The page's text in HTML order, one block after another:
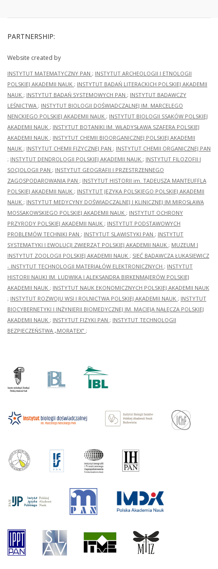
PARTNERSHIP:
Website created by
INSTYTUT MATEMATYCZNY PAN ; INSTYTUT ARCHEOLOGII I ETNOLOGII
POLSKIEJ AKADEMII NAUK ; INSTYTUT BADAŃ LITERACKICH POLSKIEJ AKADEMII
NAUK ; INSTYTUT BADAŃ SYSTEMOWYCH PAN ; INSTYTUT BADAWCZY
LEŚNICTWA ; INSTYTUT BIOLOGII DOŚWIADCZALNEJ IM. MARCELEGO
NENCKIEGO POLSKIEJ AKADEMII NAUK ; INSTYTUT BIOLOGII SSAKÓW POLSKIEJ
AKADEMII NAUK ; INSTYTUT BOTANIKI IM. WŁADYSŁAWA SZAFERA POLSKIEJ
AKADEMII NAUK ; INSTYTUT CHEMII BIOORGANICZNEJ POLSKIEJ AKADEMII
NAUK ; INSTYTUT CHEMII FIZYCZNEJ PAN ; INSTYTUT CHEMII ORGANICZNEJ PAN
; INSTYTUT DENDROLOGII POLSKIEJ AKADEMII NAUK ; INSTYTUT FILOZOFII I
SOCJOLOGII PAN ; INSTYTUT GEOGRAFII I PRZESTRZENNEGO
ZAGOSPODAROWANIA PAN ; INSTYTUT HISTORII im. TADEUSZA MANTEUFFLA
POLSKIEJ AKADEMII NAUK ; INSTYTUT JĘZYKA POLSKIEGO POLSKIEJ AKADEMII
NAUK ; INSTYTUT MEDYCYNY DOŚWIADCZALNEJ I KLINICZNEJ IM.MIROSŁAWA
MOSSAKOWSKIEGO POLSKIEJ AKADEMII NAUK ; INSTYTUT OCHRONY
PRZYRODY POLSKIEJ AKADEMII NAUK ; INSTYTUT PODSTAWOWYCH
PROBLEMÓW TECHNIKI PAN ; INSTYTUT SLAWISTYKI PAN ; INSTYTUT
SYSTEMATYKI I EWOLUCJI ZWIERZĄT POLSKIEJ AKADEMII NAUK ; MUZEUM I
INSTYTUT ZOOLOGII POLSKIEJ AKADEMII NAUK ; SIEĆ BADAWCZA ŁUKASIEWICZ
- INSTYTUT TECHNOLOGII MATERIAŁÓW ELEKTRONICZNYCH ; INSTYTUT
HISTORII NAUKI IM. LUDWIKA I ALEKSANDRA BIRKENMAJERÓW POLSKIEJ
AKADEMII NAUK ; INSTYTUT NAUK EKONOMICZNYCH POLSKIEJ AKADEMII NAUK
; INSTYTUT ROZWOJU WSI I ROLNICTWA POLSKIEJ AKADEMII NAUK ; INSTYTUT
BIOCYBERNETYKI I INŻYNIERII BIOMEDYCZNEJ IM. MACIEJA NAŁĘCZA POLSKIEJ
AKADEMII NAUK ; INSTYTUT FIZYKI PAN ; INSTYTUT TECHNOLOGII
BEZPIECZEŃSTWA „MORATEX” ;